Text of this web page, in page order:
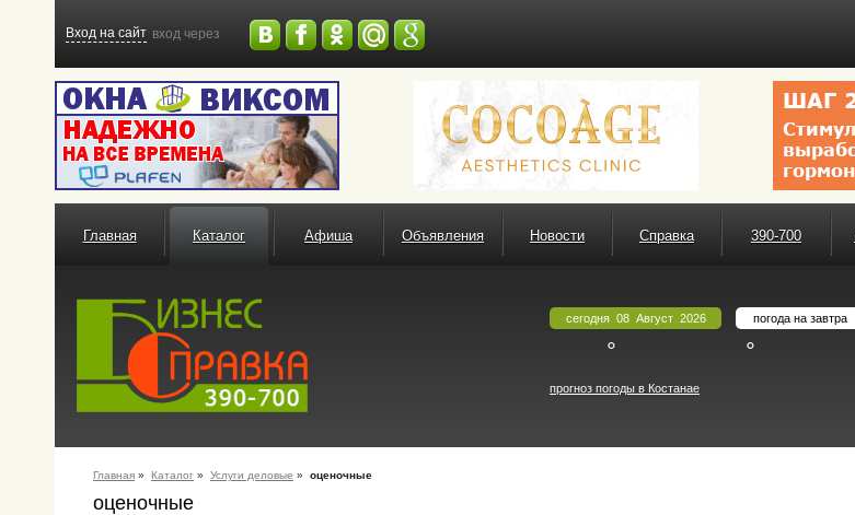
Вход на сайт вход через
Главная Каталог Афиша Объявления Новости Справка 390-700
сегодня 08 Август 2026
°
погода на завтра
°
прогноз погоды в Костанае
Главная » Каталог » Услуги деловые » оценочные
оценочные